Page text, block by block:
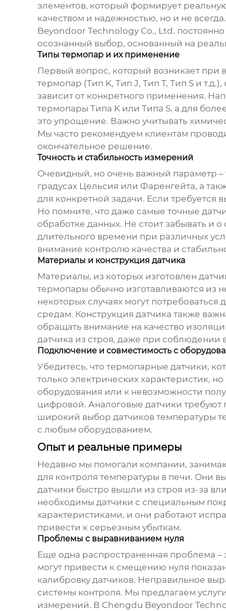
элементов, который формирует
качеством и надежностью, но и не
Beyondoor Technology Co., Ltd.
осознанный выбор, основанный на
Типы термопар и их применение
Первый вопрос, который возникает при
термопар (Тип K, Тип J, Тип T, Тип S и
зависит от конкретного применения.
термопары Типа K или Типа S, а для
это упрощение. Важно учитывать
Мы часто рекомендуем клиентам
окончательное решение.
Точность и стабильность измерений
Очевидный, но очень важный параметр –
градусах Цельсия или Фаренгейта, а
для конкретной задачи. Если
Но помните, что даже самые точные
обработке данных. Не стоит забывать и
длительного времени при различных
внимание контролю качества и
Материалы и конструкция датчика
Материалы, из которых изготовлен
термопары обычно изготавливаются из
некоторых случаях могут
средам. Конструкция датчика также
обращать внимание на качество
датчика из строя, даже при соблюдении
Подключение и совместимость с
Убедитесь, что термопарные датчики,
только электрических характеристик,
оборудования или к невозможности
цифровой. Аналоговые датчики
широкий выбор датчиков температуры
с любым оборудованием.
Опыт и реальные примеры
Недавно мы помогали компании,
для контроля температуры в печи. Они
датчики быстро вышли из строя из-за
необходимы датчики с специальным
характеристиками, и они работают
привести к серьезным убыткам.
Проблемы с выравниванием нуля
Еще одна распространенная проблема
могут привести к смещению нуля
калибровку датчиков. Неправильное
системы контроля. Мы предлагаем
измерений. В Chengdu Beyondoor